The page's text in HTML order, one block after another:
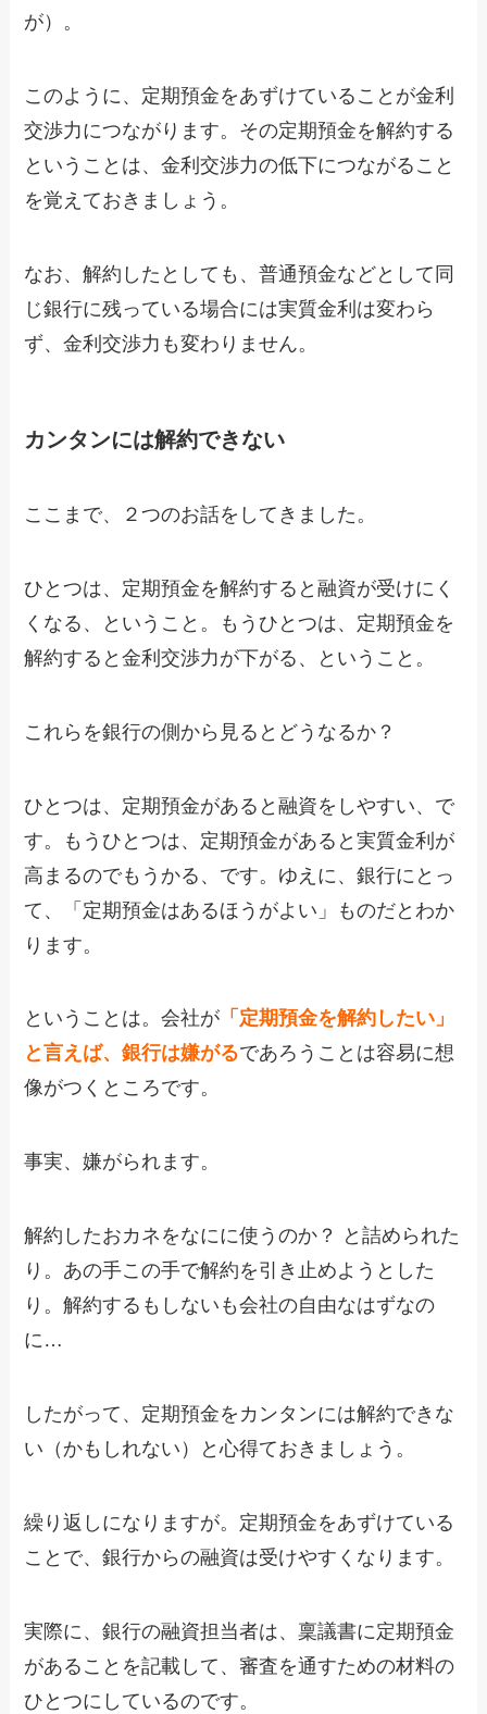
が）。
このように、定期預金をあずけていることが金利
交渉力につながります。その定期預金を解約する
ということは、金利交渉力の低下につながること
を覚えておきましょう。
なお、解約したとしても、普通預金などとして同
じ銀行に残っている場合には実質金利は変わら
ず、金利交渉力も変わりません。
カンタンには解約できない
ここまで、２つのお話をしてきました。
ひとつは、定期預金を解約すると融資が受けにく
くなる、ということ。もうひとつは、定期預金を
解約すると金利交渉力が下がる、ということ。
これらを銀行の側から見るとどうなるか？
ひとつは、定期預金があると融資をしやすい、で
す。もうひとつは、定期預金があると実質金利が
高まるのでもうかる、です。ゆえに、銀行にとっ
て、「定期預金はあるほうがよい」ものだとわか
ります。
ということは。会社が 「定期預金を解約したい」
と言えば、銀行は嫌がるであろうことは容易に想
像がつくところです。
事実、嫌がられます。
解約したおカネをなにに使うのか？ と詰められた
り。あの手この手で解約を引き止めようとした
り。解約するもしないも会社の自由なはずなの
に…
したがって、定期預金をカンタンには解約できな
い（かもしれない）と心得ておきましょう。
繰り返しになりますが。定期預金をあずけている
ことで、銀行からの融資は受けやすくなります。
実際に、銀行の融資担当者は、稟議書に定期預金
があることを記載して、審査を通すための材料の
ひとつにしているのです。